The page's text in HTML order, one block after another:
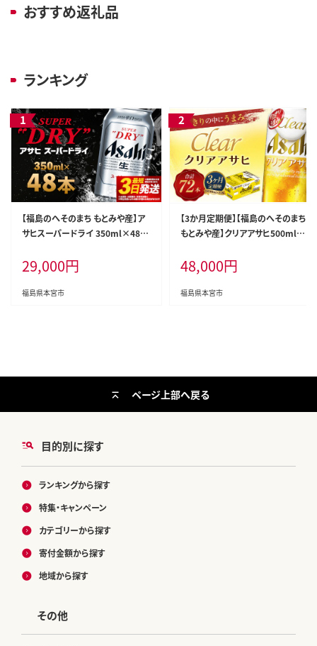
おすすめ返礼品
ランキング
【福島のへそのまち もとみや産】ア
サヒスーパードライ 350ml×48本
29,000円
福島県本宮市
【3か月定期便】【福島のへそのまち
もとみや産】クリアアサヒ500ml×
48,000円
福島県本宮市
目的別に探す
ランキングから探す
特集・キャンペーン
カテゴリーから探す
寄付金額から探す
地域から探す
その他
ページ上部へ戻る